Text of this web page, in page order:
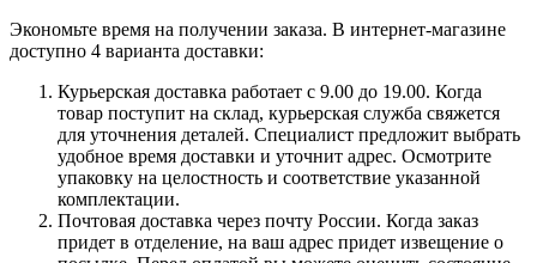
Экономьте время на получении заказа. В интернет-магазине
доступно 4 варианта доставки:
Курьерская доставка работает с 9.00 до 19.00. Когда
товар поступит на склад, курьерская служба свяжется
для уточнения деталей. Специалист предложит выбрать
удобное время доставки и уточнит адрес. Осмотрите
упаковку на целостность и соответствие указанной
комплектации.
Почтовая доставка через почту России. Когда заказ
придет в отделение, на ваш адрес придет извещение о